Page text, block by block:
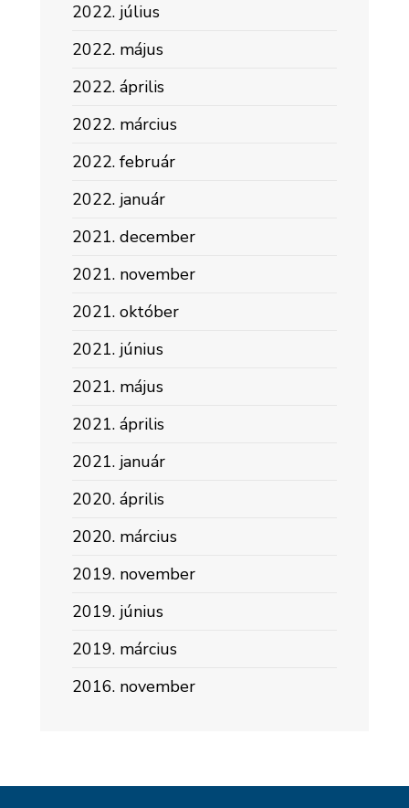
2022. július
2022. május
2022. április
2022. március
2022. február
2022. január
2021. december
2021. november
2021. október
2021. június
2021. május
2021. április
2021. január
2020. április
2020. március
2019. november
2019. június
2019. március
2016. november